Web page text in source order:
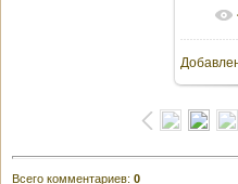
Всего комментариев: 0